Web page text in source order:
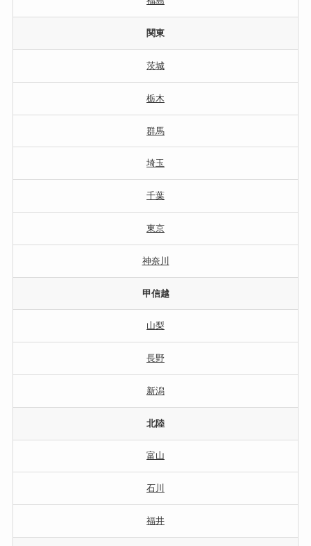
関東
茨城
栃木
群馬
埼玉
千葉
東京
神奈川
甲信越
山梨
長野
新潟
北陸
富山
石川
福井